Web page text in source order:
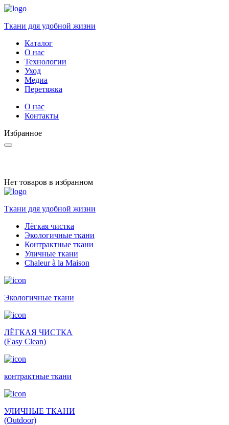
Ткани для удобной жизни
Каталог
О нас
Технологии
Уход
Медиа
Перетяжка
О нас
Контакты
Избранное
Нет товаров в избранном
Ткани для удобной жизни
Лёгкая чистка
Экологичные ткани
Контрактные ткани
Уличные ткани
Сhaleur à la Maison
Экологичные ткани
ЛЁГКАЯ ЧИСТКА
(Easy Clean)
контрактные ткани
УЛИЧНЫЕ ТКАНИ
(Outdoor)